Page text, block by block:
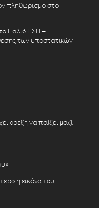
πληθωρισμό στο
Παλιό ΓΣΠ –
των υποστατικών
όρεξη να παίξει μαζί
η εικόνα του